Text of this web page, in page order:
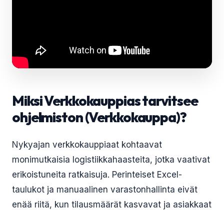
Miksi Verkkokauppias tarvitsee
ohjelmiston (Verkkokauppa)?
Nykyajan verkkokauppiaat kohtaavat
monimutkaisia logistiikkahaasteita, jotka vaativat
erikoistuneita ratkaisuja. Perinteiset Excel-
taulukot ja manuaalinen varastonhallinta eivät
enää riitä, kun tilausmäärät kasvavat ja asiakkaat